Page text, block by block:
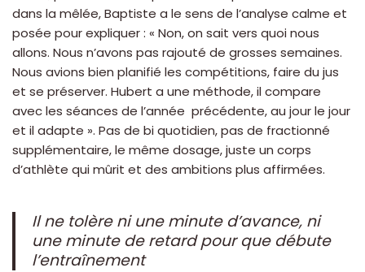
dans la mêlée, Baptiste a le sens de l’analyse calme et
posée pour expliquer : « Non, on sait vers quoi nous
allons. Nous n’avons pas rajouté de grosses semaines.
Nous avions bien planifié les compétitions, faire du jus
et se préserver. Hubert a une méthode, il compare
avec les séances de l’année précédente, au jour le jour
et il adapte ». Pas de bi quotidien, pas de fractionné
supplémentaire, le même dosage, juste un corps
d’athlète qui mûrit et des ambitions plus affirmées.
Il ne tolère ni une minute d’avance, ni
une minute de retard pour que débute
l’entraînement